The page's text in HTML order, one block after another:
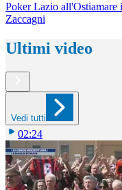
Poker Lazio all'Ostiamare
Zaccagni
Ultimi video
Vedi tutti
02:24